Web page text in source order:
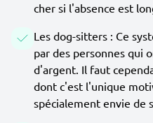
cher si l'absence est
Les dog-sitters : Ce
par des personnes qui
d'argent. Il faut
dont c'est l'unique
spécialement envie de